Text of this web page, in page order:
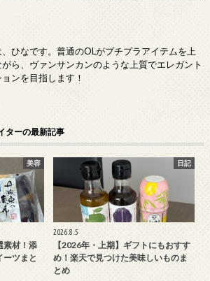
、ひなです。普通のOLがプチプラアイテムを上
ら、ヴァンサンカンのような上質でエレガント
ンを目指します！
ターの最新記事
美容
素材！添
ーツまと
日記
2026.8.5
【2026年・上期】ギフトにもおすす
め！楽天で見つけた美味しいものま
とめ